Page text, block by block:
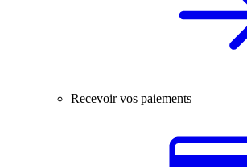
Recevoir vos paiements